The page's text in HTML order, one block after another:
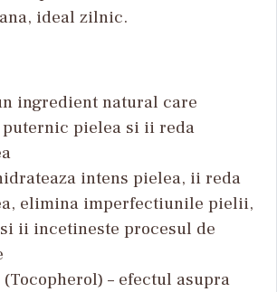
ideal zilnic.
ingredient natural care
pielea si ii reda
intens pielea, ii reda
elimina imperfectiunile pielii,
ii incetineste procesul de
– efectul asupra